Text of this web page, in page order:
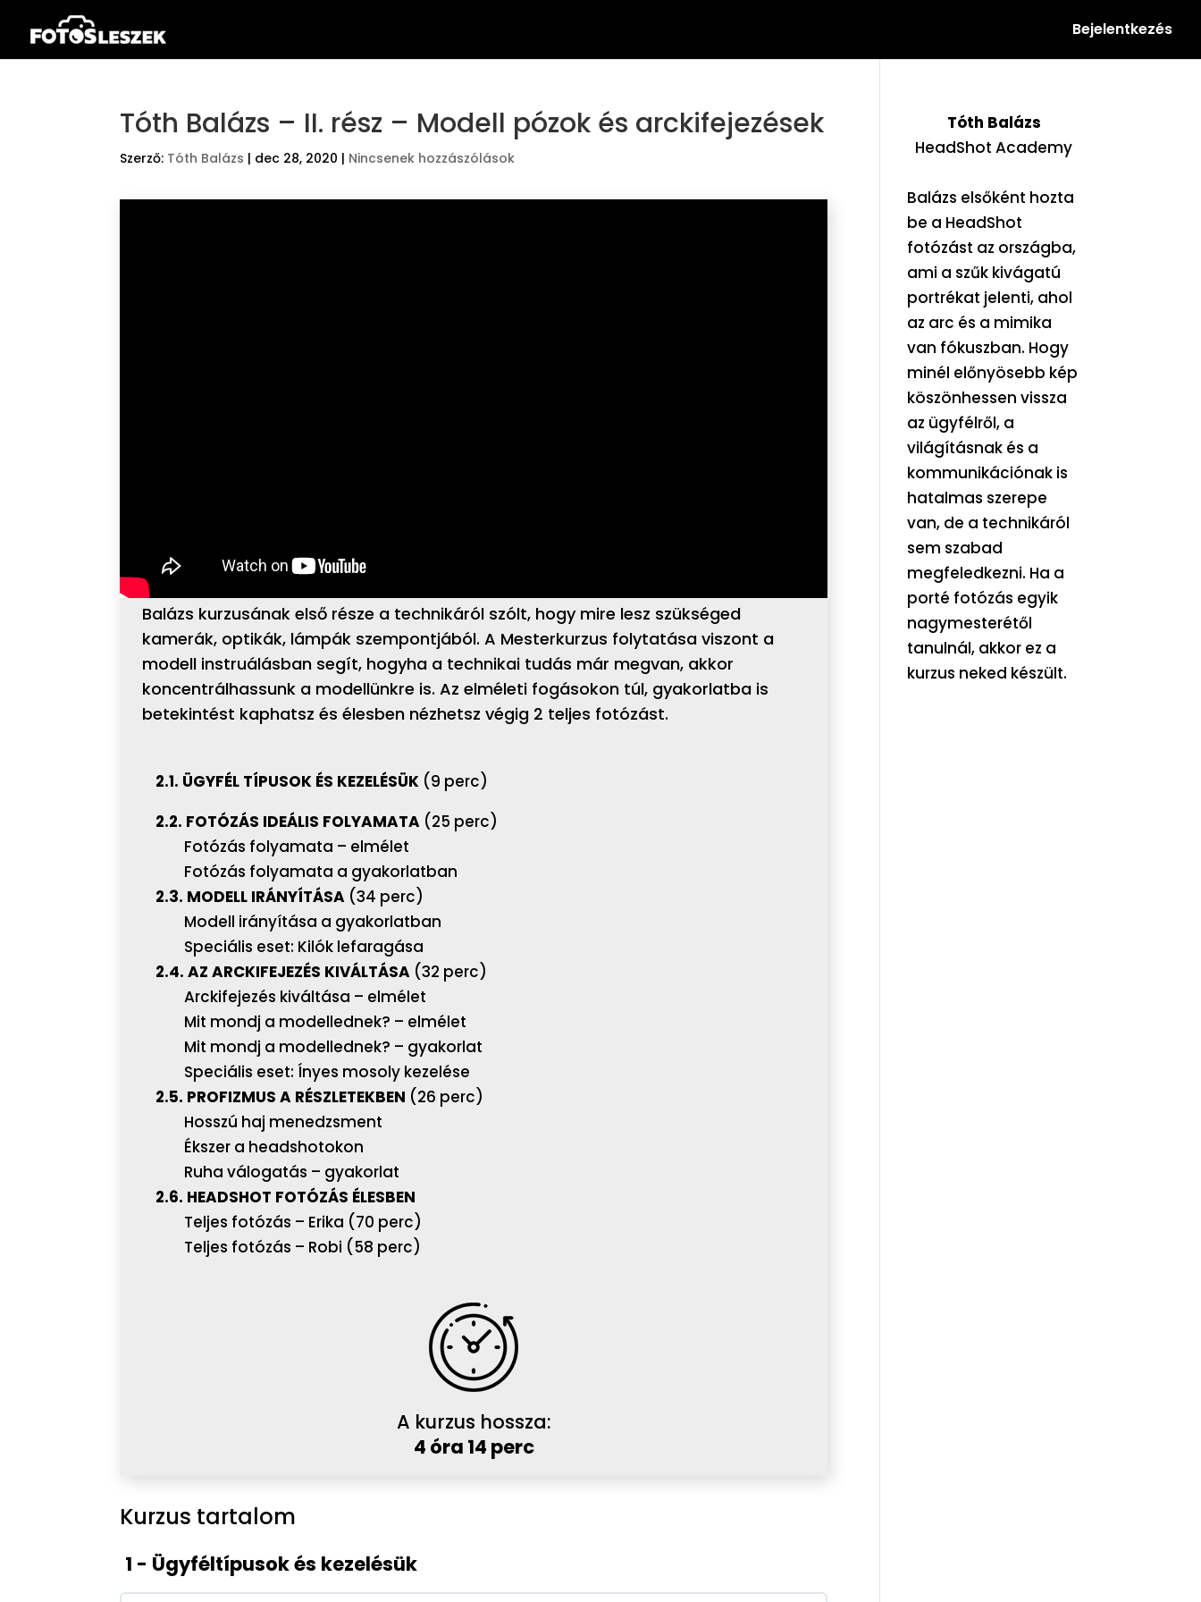
Bejelentkezés
Tóth Balázs – II. rész – Modell pózok és arckifejezések
Szerző: Tóth Balázs | dec 28, 2020 | Nincsenek hozzászólások
Balázs kurzusának első része a technikáról szólt, hogy mire lesz szükséged
kamerák, optikák, lámpák szempontjából. A Mesterkurzus folytatása viszont a
modell instruálásban segít, hogyha a technikai tudás már megvan, akkor
koncentrálhassunk a modellünkre is. Az elméleti fogásokon túl, gyakorlatba is
betekintést kaphatsz és élesben nézhetsz végig 2 teljes fotózást.
2.1. ÜGYFÉL TÍPUSOK ÉS KEZELÉSÜK (9 perc)
2.2. FOTÓZÁS IDEÁLIS FOLYAMATA (25 perc)
Fotózás folyamata – elmélet
Fotózás folyamata a gyakorlatban
2.3. MODELL IRÁNYÍTÁSA (34 perc)
Modell irányítása a gyakorlatban
Speciális eset: Kilók lefaragása
2.4. AZ ARCKIFEJEZÉS KIVÁLTÁSA (32 perc)
Arckifejezés kiváltása – elmélet
Mit mondj a modellednek? – elmélet
Mit mondj a modellednek? – gyakorlat
Speciális eset: Ínyes mosoly kezelése
2.5. PROFIZMUS A RÉSZLETEKBEN (26 perc)
Hosszú haj menedzsment
Ékszer a headshotokon
Ruha válogatás – gyakorlat
2.6. HEADSHOT FOTÓZÁS ÉLESBEN
Teljes fotózás – Erika (70 perc)
Teljes fotózás – Robi (58 perc)
A kurzus hossza:
4 óra 14 perc
Kurzus tartalom
1 - Ügyféltípusok és kezelésük
Tóth Balázs
HeadShot Academy
Balázs elsőként hozta
be a HeadShot
fotózást az országba,
ami a szűk kivágatú
portrékat jelenti, ahol
az arc és a mimika
van fókuszban. Hogy
minél előnyösebb kép
köszönhessen vissza
az ügyfélről, a
világításnak és a
kommunikációnak is
hatalmas szerepe
van, de a technikáról
sem szabad
megfeledkezni. Ha a
porté fotózás egyik
nagymesterétől
tanulnál, akkor ez a
kurzus neked készült.